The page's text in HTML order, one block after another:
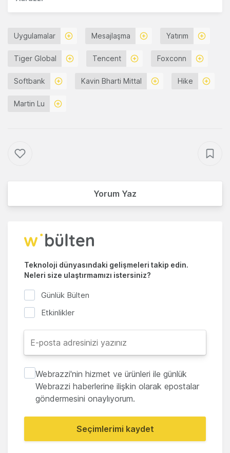
Uygulamalar Mesajlaşma Yatırım
Tiger Global Tencent Foxconn
Softbank Kavin Bharti Mittal Hike
Martin Lu
Yorum Yaz
Teknoloji dünyasındaki gelişmeleri takip edin.
Neleri size ulaştırmamızı istersiniz?
Günlük Bülten
Etkinlikler
Webrazzi'nin hizmet ve ürünleri ile günlük
Webrazzi haberlerine ilişkin olarak epostalar
göndermesini onaylıyorum.
Seçimlerimi kaydet